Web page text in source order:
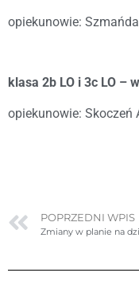
opiekunowie:
klasa 2b LO i 3c LO –
opiekunowie: Skoczeń
POPRZEDNI WPIS